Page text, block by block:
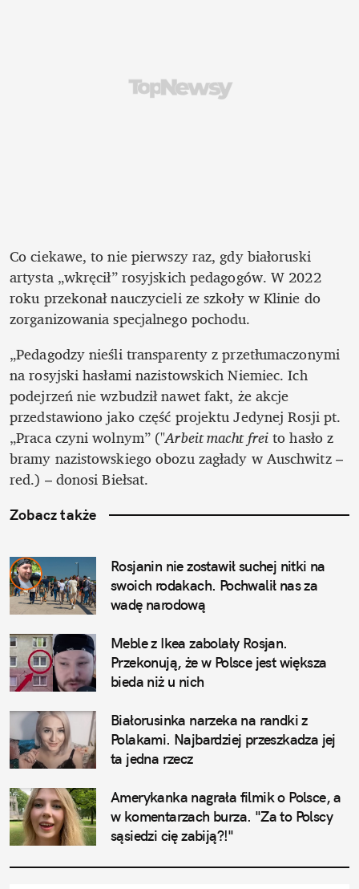
Co ciekawe, to nie pierwszy raz, gdy białoruski
artysta „wkręcił” rosyjskich pedagogów. W 2022
roku przekonał nauczycieli ze szkoły w Klinie do
zorganizowania specjalnego pochodu.
„Pedagodzy nieśli transparenty z przetłumaczonymi
na rosyjski hasłami nazistowskich Niemiec. Ich
podejrzeń nie wzbudził nawet fakt, że akcje
przedstawiono jako część projektu Jedynej Rosji pt.
„Praca czyni wolnym” ("Arbeit macht frei to hasło z
bramy nazistowskiego obozu zagłady w Auschwitz –
red.) – donosi Biełsat.
Zobacz także
Rosjanin nie zostawił suchej nitki na
swoich rodakach. Pochwalił nas za
wadę narodową
Meble z Ikea zabolały Rosjan.
Przekonują, że w Polsce jest większa
bieda niż u nich
Białorusinka narzeka na randki z
Polakami. Najbardziej przeszkadza jej
ta jedna rzecz
Amerykanka nagrała filmik o Polsce, a
w komentarzach burza. "Za to Polscy
sąsiedzi cię zabiją?!"